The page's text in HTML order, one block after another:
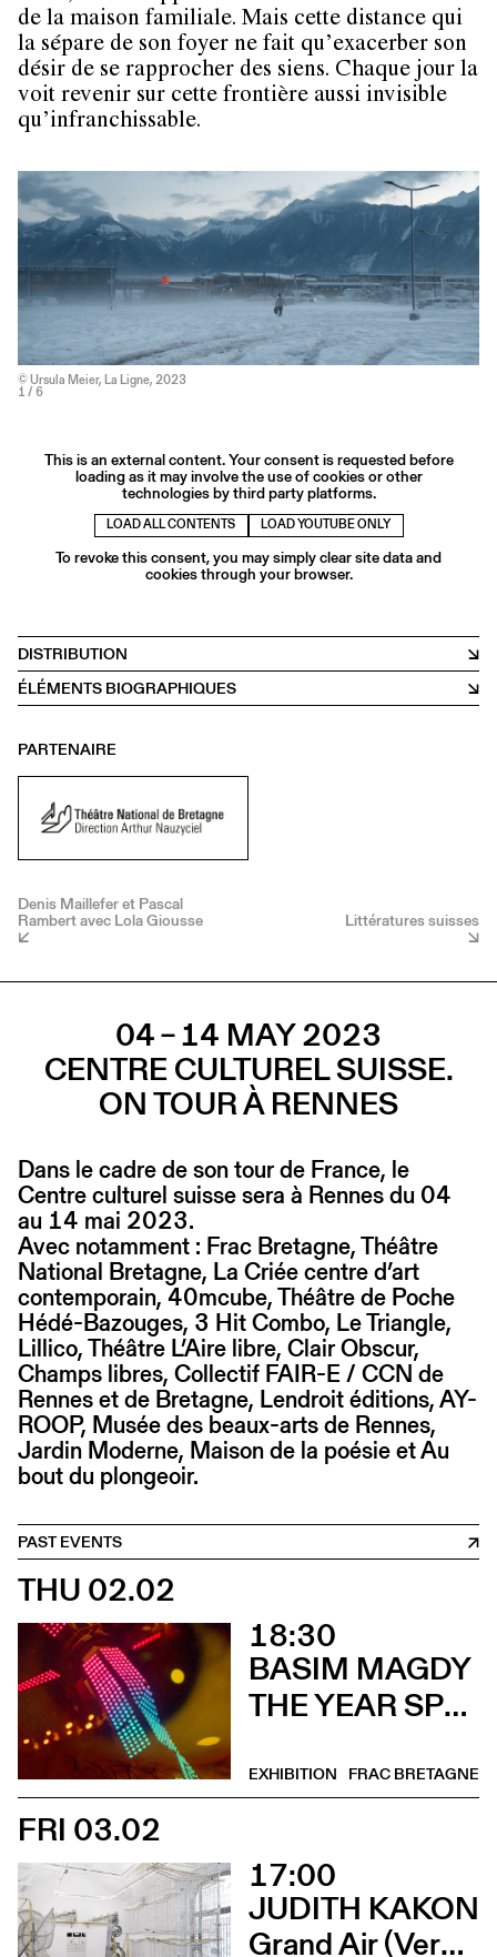
de la maison familiale. Mais cette distance qui
la sépare de son foyer ne fait qu’exacerber son
désir de se rapprocher des siens. Chaque jour la
voit revenir sur cette frontière aussi invisible
qu’infranchissable.
© Ursula Meier, La Ligne, 2023
1 / 6
This is an external content. Your consent is requested before
loading as it may involve the use of cookies or other
technologies by third party platforms.
LOAD ALL CONTENTS LOAD YOUTUBE ONLY
To revoke this consent, you may simply clear site data and
cookies through your browser.
DISTRIBUTION
ÉLÉMENTS BIOGRAPHIQUES
PARTENAIRE
Denis Maillefer et Pascal
Rambert avec Lola Giousse Littératures suisses
04 – 14 MAY 2023
CENTRE CULTUREL SUISSE.
ON TOUR À RENNES
Dans le cadre de son tour de France, le
Centre culturel suisse sera à Rennes du 04
au 14 mai 2023.
Avec notamment : Frac Bretagne, Théâtre
National Bretagne, La Criée centre d’art
contemporain, 40mcube, Théâtre de Poche
Hédé-Bazouges, 3 Hit Combo, Le Triangle,
Lillico, Théâtre L’Aire libre, Clair Obscur,
Champs libres, Collectif FAIR-E / CCN de
Rennes et de Bretagne, Lendroit éditions, AY-
ROOP, Musée des beaux-arts de Rennes,
Jardin Moderne, Maison de la poésie et Au
bout du plongeoir.
PAST EVENTS
THU 02.02
18:30
BASIM MAGDY
THE YEAR SPRING ARRIVED IN SEPTEMBER (Vernissage)
FRAC BRETAGNE
EXHIBITION
FRI 03.02
17:00
JUDITH KAKON
Grand Air (Vernissage)